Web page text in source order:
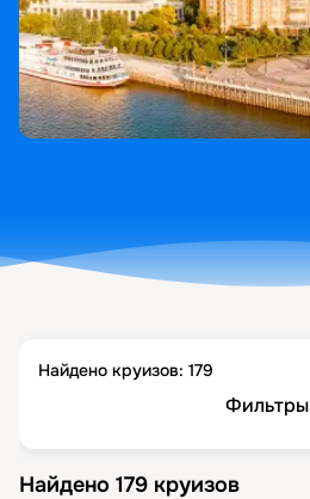
Найдено круизов: 179
Фильтры
Найдено 179 круизов